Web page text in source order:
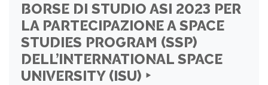
BORSE DI STUDIO ASI 2023 PER
LA PARTECIPAZIONE A SPACE
STUDIES PROGRAM (SSP)
DELL’INTERNATIONAL SPACE
UNIVERSITY (ISU) ‣